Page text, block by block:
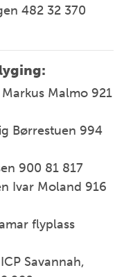
482 32 370
Malmo 921
Børrestuen 994
900 81 817
Ivar Moland 916
flyplass
Savannah,